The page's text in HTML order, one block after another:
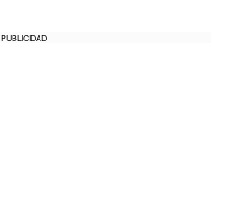
PUBLICIDAD